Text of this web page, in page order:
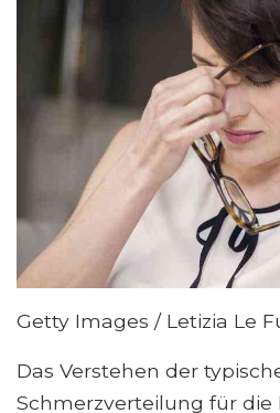
Getty Images / Letizia Le
Das Verstehen der
Schmerzverteilung für die